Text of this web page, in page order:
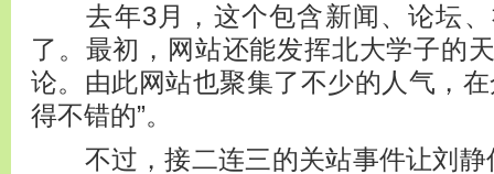
去年3月，这个包含新闻、论坛、
了。最初，网站还能发挥北大学子的
论。由此网站也聚集了不少的人气，
得不错的”。
不过，接二连三的关站事件让刘静